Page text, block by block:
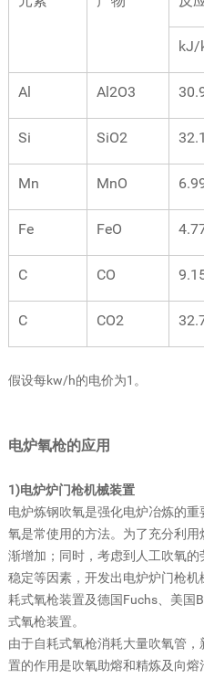
kJ/
Al Al2O3
Si SiO2
Mn MnO
Fe FeO
C CO
C CO2
假设每kw/h的电价为1。
电炉氧枪的应用
1)电炉炉门枪机械装置
电炉炼钢吹氧是强化电炉冶炼的
氧是常使用的方法。为了充分利
渐增加；同时，考虑到人工吹氧
稳定等因素，开发出电炉炉门枪机
耗式氧枪装置及德国Fuchs、美国
式氧枪装置。
由于自耗式氧枪消耗大量吹氧管
置的作用是吹氧助熔和精炼及向熔